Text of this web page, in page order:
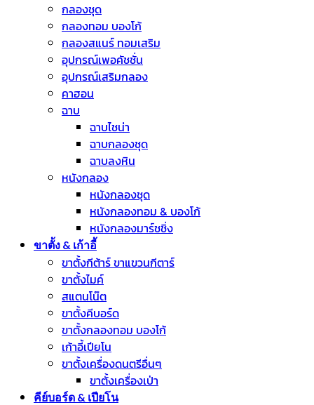
กลองชุด
กลองทอม บองโก้
กลองสแนร์ ทอมเสริม
อุปกรณ์เพอคัชชั่น
อุปกรณ์เสริมกลอง
คาฮอน
ฉาบ
ฉาบไชน่า
ฉาบกลองชุด
ฉาบลงหิน
หนังกลอง
หนังกลองชุด
หนังกลองทอม & บองโก้
หนังกลองมาร์ชชิ่ง
ขาตั้ง & เก้าอี้
ขาตั้งกีต้าร์ ขาแขวนกีตาร์
ขาตั้งไมค์
สแตนโน๊ต
ขาตั้งคีบอร์ด
ขาตั้งกลองทอม บองโก้
เก้าอี้เปียโน
ขาตั้งเครื่องดนตรีอื่นๆ
ขาตั้งเครื่องเป่า
คีย์บอร์ด & เปียโน